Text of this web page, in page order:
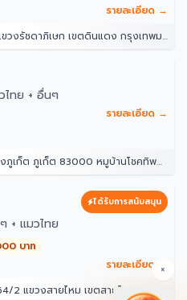
รายละเอียด →
าภิเษก เขตดินแดง กรุงเทพมหานคร 10400
ไทย + อื่นๆ
รายละเอียด →
ต ภูเก็ต 83000 หมูบ้านโชคทิพย์ หลังวัดใต้
ได้รับการสนับสนุน
+ แมวไทย
บาท
รายละเอียด →
สายไหม เขตสายไหม กรุงเทพมหานคร 10220
×